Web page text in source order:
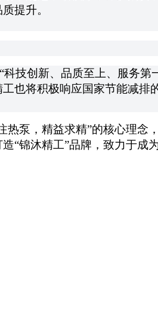
提升。
技创新、品质至上、服务第
也将积极响应国家节能减排
热泵，精益求精”的核心理念
“锦沐精工”品牌，致力于成